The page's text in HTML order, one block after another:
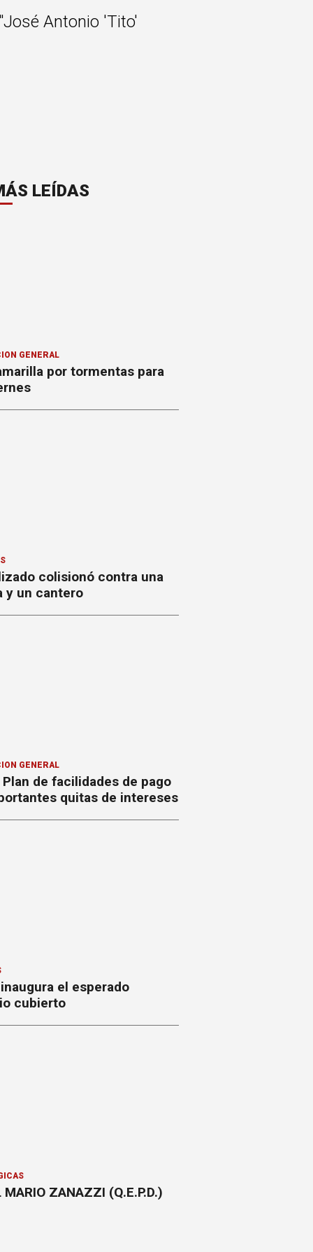
Antonio 'Tito'
LEÍDAS
GENERAL
por tormentas para
colisionó contra una
y un cantero
GENERAL
Plan de facilidades de pago
quitas de intereses
el esperado
cubierto
MARIO ZANAZZI (Q.E.P.D.)